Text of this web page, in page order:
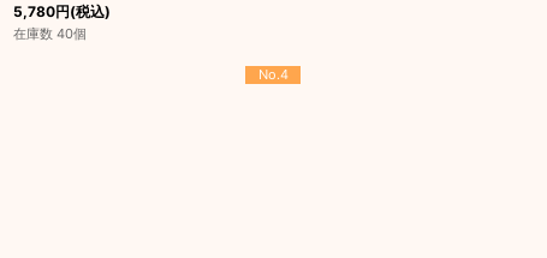
5,780円(税込)
在庫数 40個
No.4